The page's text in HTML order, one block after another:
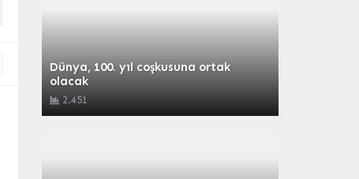
Dünya, 100. yıl coşkusuna ortak
olacak
2.451